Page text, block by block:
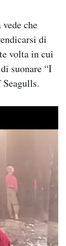
che
di
volta in cui
suonare “I